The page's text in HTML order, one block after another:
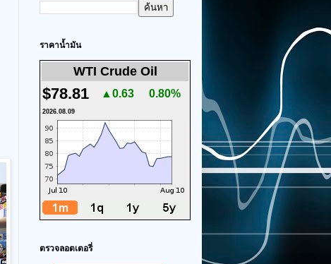
ราคาน้ำมัน
WTI Crude Oil
$78.81 ▲0.63 0.80%
2026.08.09
ตรวจลอตเตอรี่